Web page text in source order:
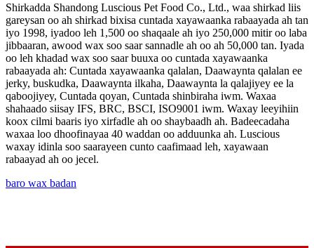
Shirkadda Shandong Luscious Pet Food Co., Ltd., waa shirkad liis
gareysan oo ah shirkad bixisa cuntada xayawaanka rabaayada ah tan
iyo 1998, iyadoo leh 1,500 oo shaqaale ah iyo 250,000 mitir oo laba
jibbaaran, awood wax soo saar sannadle ah oo ah 50,000 tan. Iyada
oo leh khadad wax soo saar buuxa oo cuntada xayawaanka
rabaayada ah: Cuntada xayawaanka qalalan, Daawaynta qalalan ee
jerky, buskudka, Daawaynta ilkaha, Daawaynta la qalajiyey ee la
qaboojiyey, Cuntada qoyan, Cuntada shinbiraha iwm. Waxaa
shahaado siisay IFS, BRC, BSCI, ISO9001 iwm. Waxay leeyihiin
koox cilmi baaris iyo xirfadle ah oo shaybaadh ah. Badeecadaha
waxaa loo dhoofinayaa 40 waddan oo adduunka ah. Luscious
waxay idinla soo saarayeen cunto caafimaad leh, xayawaan
rabaayad ah oo jecel.
baro wax badan